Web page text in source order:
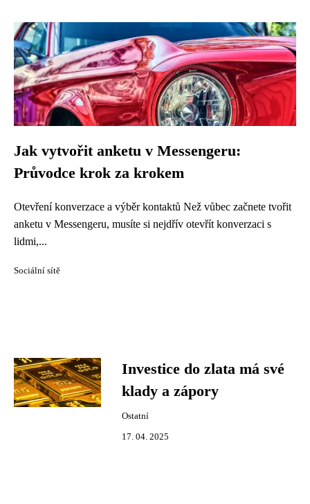
Jak vytvořit anketu v Messengeru:
Průvodce krok za krokem
Otevření konverzace a výběr kontaktů Než vůbec začnete tvořit
anketu v Messengeru, musíte si nejdřív otevřít konverzaci s
lidmi,...
Sociální sítě
Investice do zlata má své
klady a zápory
Ostatní
17. 04. 2025